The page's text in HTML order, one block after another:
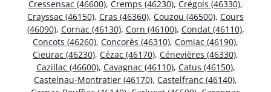
Cressensac (46600), Cremps (46230), Crégols (46330),
Crayssac (46150), Cras (46360), Couzou (46500), Cours
(46090), Cornac (46130), Corn (46100), Condat (46110),
Concots (46260), Concorès (46310), Comiac (46190),
Cieurac (46230), Cézac (46170), Cénevières (46330),
Cazillac (46600), Cavagnac (46110), Catus (46150),
Castelnau-Montratier (46170), Castelfranc (46140),